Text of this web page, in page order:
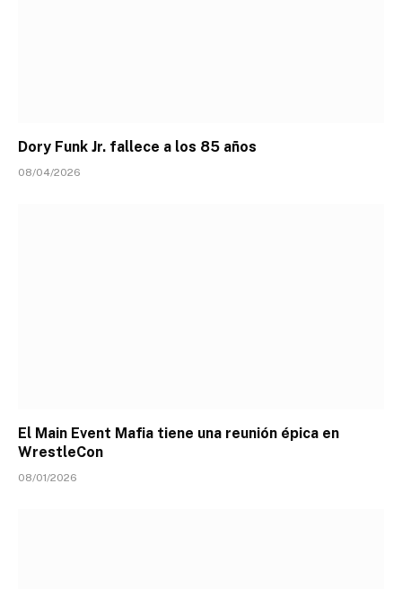
Dory Funk Jr. fallece a los 85 años
08/04/2026
El Main Event Mafia tiene una reunión épica en
WrestleCon
08/01/2026